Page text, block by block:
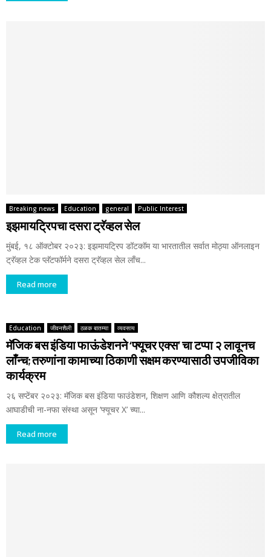
Breaking news Education general Public Interest
इझमायट्रिपचा दसरा ट्रॅव्‍हल सेल
मुंबई, १८ ऑक्टोबर २०२३: इझमायट्रिप डॉटकॉम या भारतातील सर्वात मोठ्या ऑनलाइन
ट्रॅव्‍हल टेक प्‍लॅटफॉर्मने दसरा ट्रॅव्‍हल सेल लाँच...
Read more
Education जीवनशैली ठळक बातम्या व्यवसाय
मॅजिक बस इंडिया फाऊंडेशनने ‘फ्यूचर एक्स’ चा टप्पा २ लावूनच
लाँन्च; तरुणांना कामाच्या ठिकाणी सक्षम करण्यासाठी उपजीविका
कार्यक्रम
२६ सप्टेंबर २०२३: मॅजिक बस इंडिया फाउंडेशन, शिक्षण आणि कौशल्य क्षेत्रातील
आघाडीची ना-नफा संस्था असून ‘फ्यूचर X’ च्या...
Read more